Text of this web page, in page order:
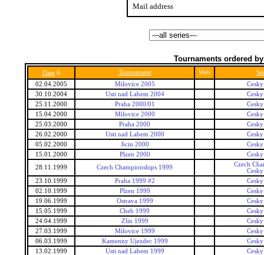
Mail address
Tournaments ordered
Date 6 Tournament Web
02.04.2005
Milovice 2005
30.10.2004
Usti nad Labem 2004
25.11.2000
Praha 2000/01
15.04.2000
Milovice 2000
25.03.2000
Praha 2000
26.02.2000
Usti nad Labem 2000
05.02.2000
Jicin 2000
15.01.2000
Plzen 2000
28.11.1999
Czech Championships 1999
Czech
23.10.1999
Praha 1999 #2
02.10.1999
Plzen 1999
19.06.1999
Ostrava 1999
15.05.1999
Cheb 1999
24.04.1999
Zlin 1999
27.03.1999
Milovice 1999
06.03.1999
Kamenny Ujezdec 1999
13.02.1999
Usti nad Labem 1999